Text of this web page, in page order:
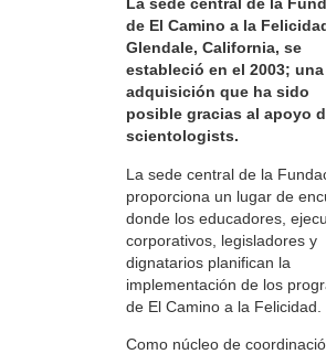
de El Camino a la
Glendale, California, se
estableció en el 2003; una
adquisición que ha sido
posible gracias al apoyo
scientologists.
La sede central de la
proporciona un lugar de
donde los educadores,
corporativos, legisladores y
dignatarios planifican la
implementación de los
de El Camino a la Felicidad.
Como núcleo de